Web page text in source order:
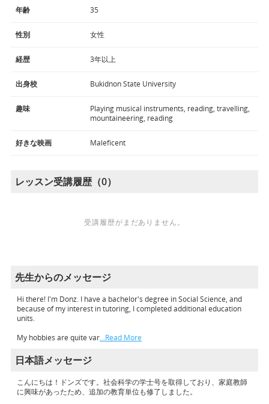
年齢 35
性別 女性
経歴 3年以上
出身校 Bukidnon State University
趣味
Playing musical instruments, reading, travelling,
mountaineering, reading
好きな映画 Maleficent
レッスン受講履歴（0）
受講履歴がまだありません。
先生からのメッセージ
Hi there! I'm Donz. I have a bachelor's degree in Social Science, and
because of my interest in tutoring, I completed additional education
units.
My hobbies are quite var…Read More
日本語メッセージ
こんにちは！ドンズです。社会科学の学士号を取得しており、家庭教師
に興味があったため、追加の教育単位も修了しました。